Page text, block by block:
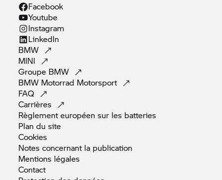
Facebook
Youtube
Instagram
LinkedIn
BMW
MINI
Groupe BMW
BMW Motorrad Motorsport
FAQ
Carrières
Règlement européen sur les batteries
Plan dusite
Cookies
Notes concernant la publication
Mentions légales
Contact